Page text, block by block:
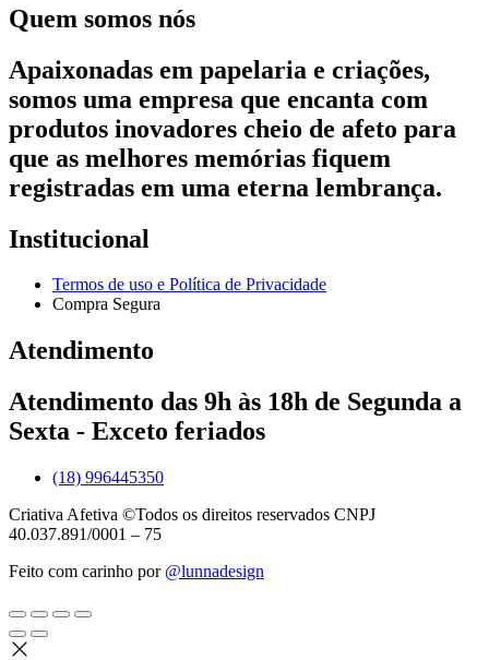
Quem somos nós
Apaixonadas em papelaria e criações,
somos uma empresa que encanta com
produtos inovadores cheio de afeto para
que as melhores memórias fiquem
registradas em uma eterna lembrança.
Institucional
Termos de uso e Política de Privacidade
Compra Segura
Atendimento
Atendimento das 9h às 18h de Segunda a
Sexta - Exceto feriados
(18) 996445350
Criativa Afetiva ©Todos os direitos reservados CNPJ
40.037.891/0001 – 75
Feito com carinho por @lunnadesign